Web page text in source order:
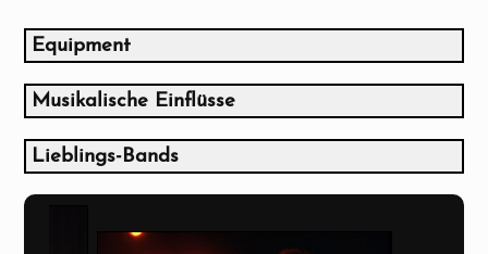
Equipment
Fenix 4-string Jazzbass
Ibanez 6-String Custom Bass
Boss ODB-3 Bass Overdrive
Musikalische Einflüsse
Greg Lake
Fish
Lieblings-Bands
Marillion (bis 1988)